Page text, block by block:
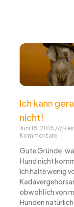
Ich kann
nicht!
Juni 18, 2015
Kommentare
Gute Gründe,
Hund nicht
Ich halte wenig
obwohl ich von
Hunden